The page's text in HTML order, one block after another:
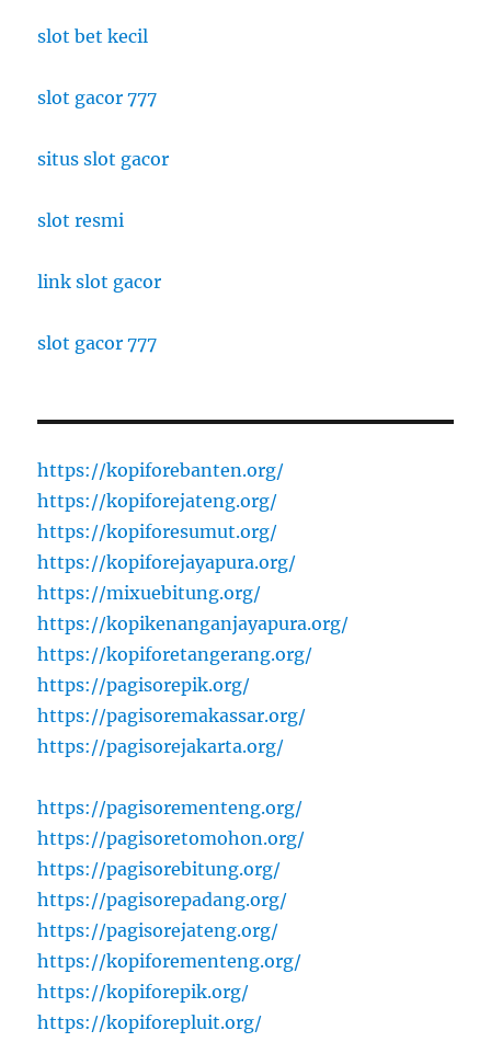
slot bet kecil
slot gacor 777
situs slot gacor
slot resmi
link slot gacor
slot gacor 777
https://kopiforebanten.org/
https://kopiforejateng.org/
https://kopiforesumut.org/
https://kopiforejayapura.org/
https://mixuebitung.org/
https://kopikenanganjayapura.org/
https://kopiforetangerang.org/
https://pagisorepik.org/
https://pagisoremakassar.org/
https://pagisorejakarta.org/
https://pagisorementeng.org/
https://pagisoretomohon.org/
https://pagisorebitung.org/
https://pagisorepadang.org/
https://pagisorejateng.org/
https://kopiforementeng.org/
https://kopiforepik.org/
https://kopiforepluit.org/